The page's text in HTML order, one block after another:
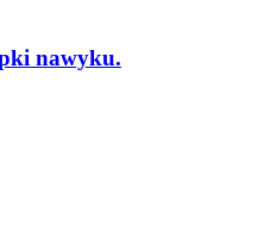
nawyku.